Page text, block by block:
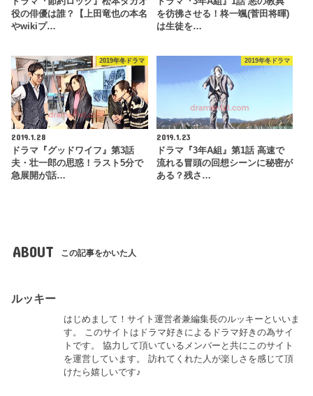
役の俳優は誰？【上田竜也の本名
やwikiプ…
を彷彿させる！柊一颯(菅田将暉)
は生徒を…
2019年冬ドラマ
2019.1.28
ドラマ『グッドワイフ』第3話
夫・壮一郎の思惑！ラスト5分で
急展開が話…
2019年冬ドラマ
2019.1.23
ドラマ『3年A組』第1話 高速で
流れる冒頭の回想シーンに秘密が
ある？残さ…
ABOUT この記事をかいた人
ルッキー
はじめまして！サイト運営者兼編集長のルッキーといいま
す。 このサイトはドラマ好きによるドラマ好きの為サイ
トです。 協力して頂いているメンバーと共にこのサイト
を運営しています。 訪れてくれた人が楽しさを感じて頂
けたら嬉しいです♪